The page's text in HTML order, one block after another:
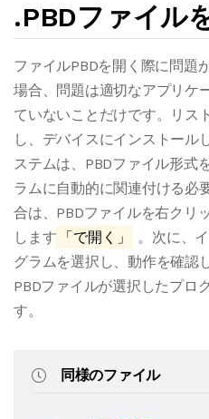
.PBDファイル
ファイルPBDを開く際に問題
場合、問題は適切なアプリケ
ていないことだけです。リス
し、デバイスにインストール
ステムは、PBDファイル形式
ラムに自動的に関連付ける必
合は、PBDファイルを右クリ
します
「で開く」
。次に、
グラムを選択し、動作を確認
PBDファイルが選択したプロ
す。
同様のファイル